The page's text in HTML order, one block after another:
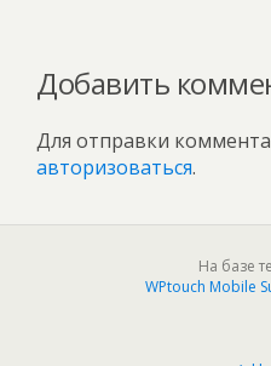
Добавить
Для отправки
авторизоваться.
На базе
WPtouch Mobile